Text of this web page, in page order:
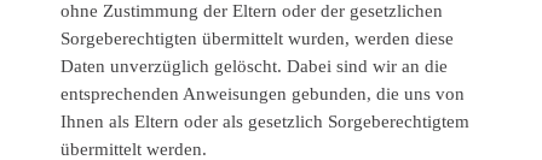
ohne Zustimmung der Eltern oder der gesetzlichen
Sorgeberechtigten übermittelt wurden, werden diese
Daten unverzüglich gelöscht. Dabei sind wir an die
entsprechenden Anweisungen gebunden, die uns von
Ihnen als Eltern oder als gesetzlich Sorgeberechtigtem
übermittelt werden.